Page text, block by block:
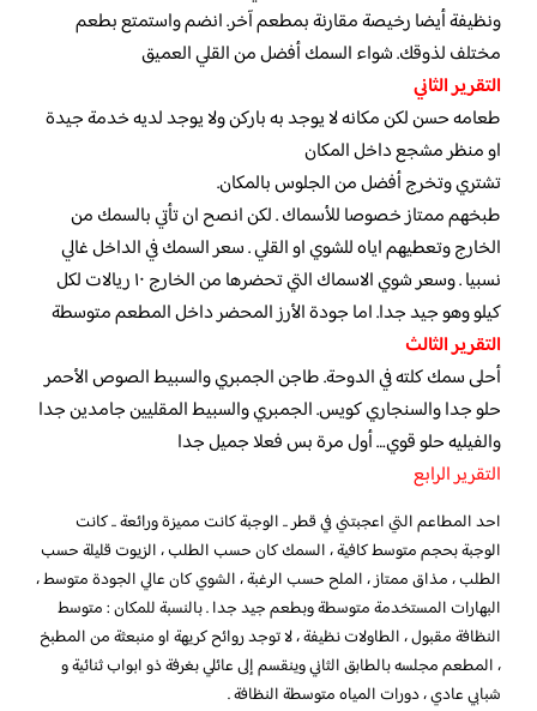
ونظيفة أيضا رخيصة مقارنة بمطعم آخر. انضم واستمتع بطعم
مختلف لذوقك. شواء السمك أفضل من القلي العميق
التقرير الثاني
طعامه حسن لكن مكانه لا يوجد به باركن ولا يوجد لديه خدمة جيدة
او منظر مشجع داخل المكان
تشتري وتخرج أفضل من الجلوس بالمكان.
طبخهم ممتاز خصوصا للأسماك . لكن انصح ان تأتي بالسمك من
الخارج وتعطيهم اياه للشوي او القلي . سعر السمك في الداخل غالي
نسبيا . وسعر شوي الاسماك التي تحضرها من الخارج ١٠ ريالات لكل
كيلو وهو جيد جدا. اما جودة الأرز المحضر داخل المطعم متوسطة
التقرير الثالث
أحلى سمك كلته في الدوحة. طاجن الجمبري والسبيط الصوص الأحمر
حلو جدا والسنجاري كويس. الجمبري والسبيط المقليين جامدين جدا
والفيليه حلو قوي… أول مرة بس فعلا جميل جدا
التقرير الرابع
احد المطاعم التي اعجبتني في قطر .. الوجبة كانت مميزة ورائعة .. كانت
الوجبة بحجم متوسط كافية ، السمك كان حسب الطلب ، الزيوت قليلة حسب
الطلب ، مذاق ممتاز ، الملح حسب الرغبة ، الشوي كان عالي الجودة متوسط ،
البهارات المستخدمة متوسطة وبطعم جيد جدا . بالنسبة للمكان : متوسط
النظافة مقبول ، الطاولات نظيفة ، لا توجد روائح كريهة او منبعثة من المطبخ
، المطعم مجلسه بالطابق الثاني وينقسم إلى عائلي بغرفة ذو ابواب ثنائية و
شبابي عادي ، دورات المياه متوسطة النظافة .